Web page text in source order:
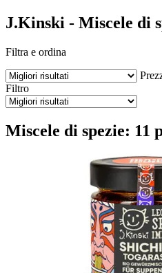
J.Kinski - Miscele di
Filtra e ordina
Filtro
Miscele di spezie: 11